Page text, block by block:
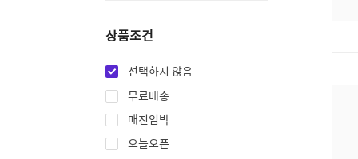
상품조건
선택하지 않음
무료배송
매진임박
오늘오픈